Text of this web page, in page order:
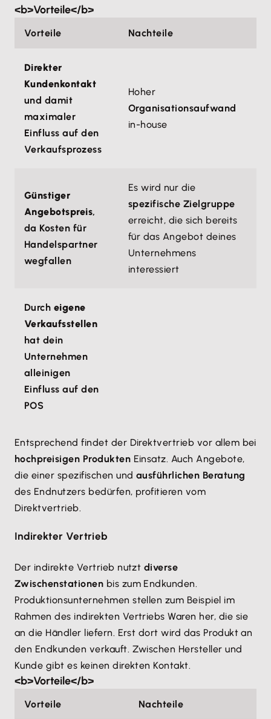
<b>Vorteile</b>
Vorteile Nachteile
Direkter
Kundenkontakt
und damit
maximaler
Einfluss auf den
Verkaufsprozess
Hoher
Organisationsaufwand
in-house
Günstiger
Angebotspreis,
da Kosten für
Handelspartner
wegfallen
Es wird nur die
spezifische Zielgruppe
erreicht, die sich bereits
für das Angebot deines
Unternehmens
interessiert
Durch eigene
Verkaufsstellen
hat dein
Unternehmen
alleinigen
Einfluss auf den
POS
Entsprechend findet der Direktvertrieb vor allem bei
hochpreisigen Produkten Einsatz. Auch Angebote,
die einer spezifischen und ausführlichen Beratung
des Endnutzers bedürfen, profitieren vom
Direktvertrieb.
Indirekter Vertrieb
Der indirekte Vertrieb nutzt diverse
Zwischenstationen bis zum Endkunden.
Produktionsunternehmen stellen zum Beispiel im
Rahmen des indirekten Vertriebs Waren her, die sie
an die Händler liefern. Erst dort wird das Produkt an
den Endkunden verkauft. Zwischen Hersteller und
Kunde gibt es keinen direkten Kontakt.
<b>Vorteile</b>
Vorteile Nachteile